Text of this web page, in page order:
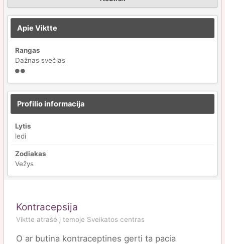
Apie Viktte
Rangas
Dažnas svečias
Profilio informacija
Lytis
ledi
Zodiakas
Vežys
Kontracepsija
Viktte atrašė į temoje Sveikatos centras
O ar butina kontraceptines gerti ta pacia